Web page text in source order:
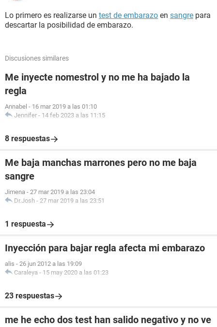
Lo primero es realizarse un test de embarazo en sangre para
descartar la posibilidad de embarazo.
Discusiones similares
Me inyecte nomestrol y no me ha bajado la
regla
Annabel - 16 mar 2019 a las 01:10
Jennifer - 14 feb 2023 a las 11:15
8 respuestas
Me baja manchas marrones pero no me baja
sangre
Jimena - 27 mar 2019 a las 23:04
Dr.Josh - 27 mar 2019 a las 23:51
1 respuesta
Inyección para bajar regla afecta mi embarazo
alis - 26 jun 2012 a las 19:09
Caraleya - 15 may 2020 a las 01:23
23 respuestas
me he echo dos test han salido negativo y no ve